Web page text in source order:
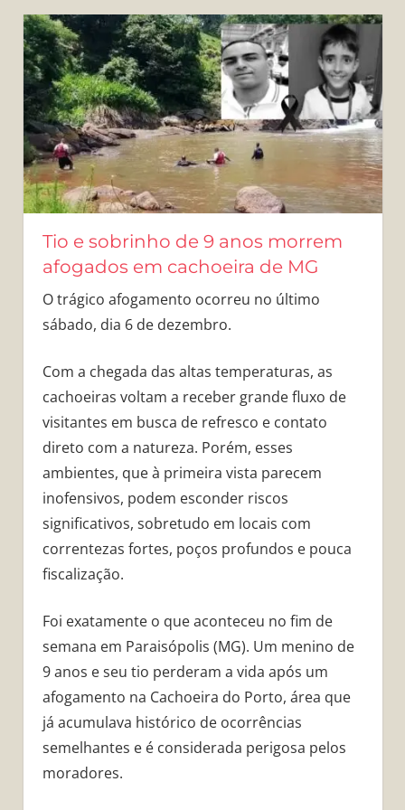
Tio e sobrinho de 9 anos morrem
afogados em cachoeira de MG
O trágico afogamento ocorreu no último
sábado, dia 6 de dezembro.
Com a chegada das altas temperaturas, as
cachoeiras voltam a receber grande fluxo de
visitantes em busca de refresco e contato
direto com a natureza. Porém, esses
ambientes, que à primeira vista parecem
inofensivos, podem esconder riscos
significativos, sobretudo em locais com
correntezas fortes, poços profundos e pouca
fiscalização.
Foi exatamente o que aconteceu no fim de
semana em Paraisópolis (MG). Um menino de
9 anos e seu tio perderam a vida após um
afogamento na Cachoeira do Porto, área que
já acumulava histórico de ocorrências
semelhantes e é considerada perigosa pelos
moradores.